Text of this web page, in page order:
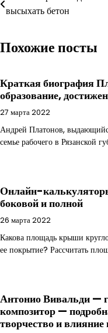
повысыхать бетон
Похожие посты
Краткая биография
образование,
27 марта 2022
Андрей Платонов,
семье рабочего в Рязанской
Онлайн-
боковой и полной
26 марта 2022
Какова площадь крыши
ее покрытие? Рассчитать
Антонио Вивальди —
композитор —
творчество и